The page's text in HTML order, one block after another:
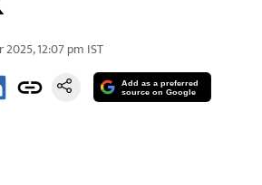
2025, 12:07 pm IST
Add as a preferred
source on Google